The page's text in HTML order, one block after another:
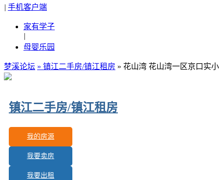
| 手机客户端
家有学子
|
母婴乐园
梦溪论坛 » 镇江二手房/镇江租房 » 花山湾 花山湾一区京口实
镇江二手房/镇江租房
更新房源：
我的房源
我要卖房
我要出租